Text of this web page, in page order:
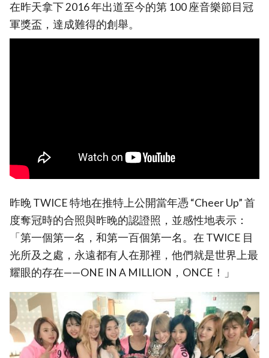
在昨天拿下 2016 年出道至今的第 100 座音樂節目冠
軍獎盃，達成難得的創舉。
昨晚 TWICE 特地在推特上公開當年憑 “Cheer Up” 首
度奪冠時的合照與昨晚的認證照，並感性地表示：
「第一個第一名，和第一百個第一名。在 TWICE 目
光所及之處，永遠都有人在那裡，他們就是世界上最
耀眼的存在——ONE IN A MILLION，ONCE！」